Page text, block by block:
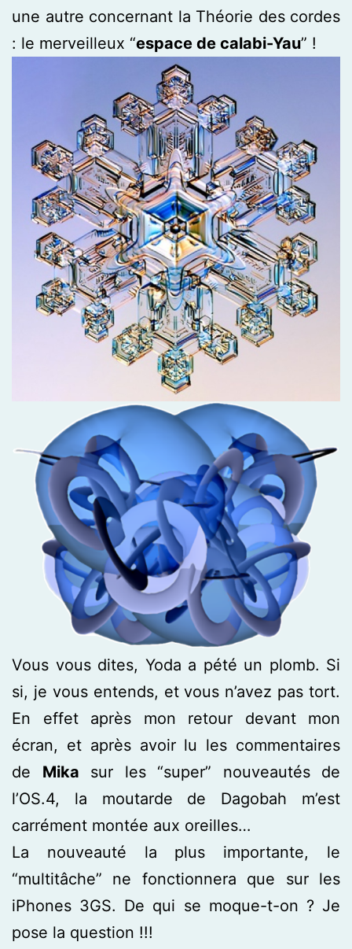
une autre concernant la Théorie des cordes
: le merveilleux “espace de calabi-Yau” !
Vous vous dites, Yoda a pété un plomb. Si
si, je vous entends, et vous n’avez pas tort.
En effet après mon retour devant mon
écran, et après avoir lu les commentaires
de Mika sur les “super” nouveautés de
l’OS.4, la moutarde de Dagobah m’est
carrément montée aux oreilles…
La nouveauté la plus importante, le
“multitâche” ne fonctionnera que sur les
iPhones 3GS. De qui se moque-t-on ? Je
pose la question !!!